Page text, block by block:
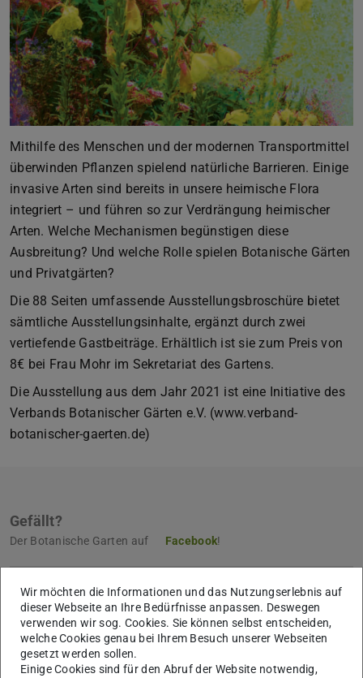
Mithilfe des Menschen und der modernen Transportmittel
überwinden Pflanzen spielend natürliche Barrieren. Einige
invasive Arten sind bereits in unsere heimische Flora
integriert – und führen so zur Verdrängung heimischer
Arten. Welche Mechanismen begünstigen diese
Ausbreitung? Und welche Rolle spielen Botanische Gärten
und Privatgärten?
Die 88 Seiten umfassende Ausstellungsbroschüre bietet
sämtliche Ausstellungsinhalte, ergänzt durch zwei
vertiefende Gastbeiträge. Erhältlich ist sie zum Preis von
8€ bei Frau Mohr im Sekretariat des Gartens.
Die Ausstellung aus dem Jahr 2021 ist eine Initiative des
Verbands Botanischer Gärten e.V. (www.verband-
botanischer-gaerten.de)
Gefällt?
Der Botanische Garten auf Facebook!
Mitglied im Verband Botanischer Gärten
Öffnungszeiten
Das Freigelände des Botanischen Gartens ist Montag bis Freitag
Wir möchten die Informationen und das Nutzungserlebnis auf
dieser Webseite an Ihre Bedürfnisse anpassen. Deswegen
verwenden wir sog. Cookies. Sie können selbst entscheiden,
welche Cookies genau bei Ihrem Besuch unserer Webseiten
gesetzt werden sollen.
Einige Cookies sind für den Abruf der Website notwendig,